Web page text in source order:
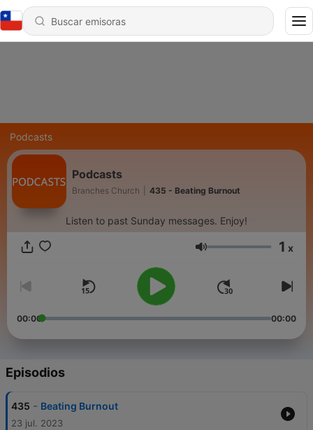
Podcasts
Podcasts
Branches Church 435 - Beating Burnout
Listen to past Sunday messages. Enjoy!
Volumen 1 x
00:00 00:00
Episodios
435 - Beating Burnout
23 jul. 2023